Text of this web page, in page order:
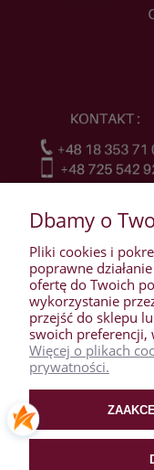
Dbamy o
Pliki cookies i
poprawne
ofertę do Twoich
wykorzystanie
przejść do sklepu
swoich preferencji,
Więcej o plikach
prywatności.